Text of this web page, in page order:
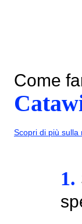
Come
Scopri di più sulla
1.